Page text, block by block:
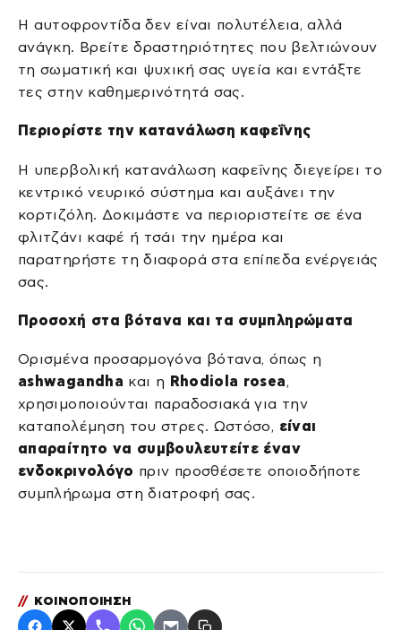
Η αυτοφροντίδα δεν είναι πολυτέλεια, αλλά
ανάγκη. Βρείτε δραστηριότητες που βελτιώνουν
τη σωματική και ψυχική σας υγεία και εντάξτε
τες στην καθημερινότητά σας.
Περιορίστε την κατανάλωση καφεΐνης
Η υπερβολική κατανάλωση καφεΐνης διεγείρει το
κεντρικό νευρικό σύστημα και αυξάνει την
κορτιζόλη. Δοκιμάστε να περιοριστείτε σε ένα
φλιτζάνι καφέ ή τσάι την ημέρα και
παρατηρήστε τη διαφορά στα επίπεδα ενέργειάς
σας.
Προσοχή στα βότανα και τα συμπληρώματα
Ορισμένα προσαρμογόνα βότανα, όπως η
ashwagandha και η Rhodiola rosea,
χρησιμοποιούνται παραδοσιακά για την
καταπολέμηση του στρες. Ωστόσο, είναι
απαραίτητο να συμβουλευτείτε έναν
ενδοκρινολόγο πριν προσθέσετε οποιοδήποτε
συμπλήρωμα στη διατροφή σας.
// ΚΟΙΝΟΠΟΙΗΣΗ